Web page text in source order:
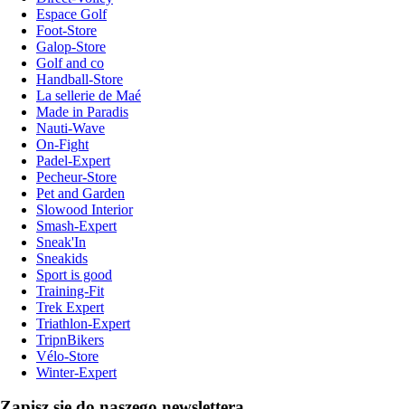
Espace Golf
Foot-Store
Galop-Store
Golf and co
Handball-Store
La sellerie de Maé
Made in Paradis
Nauti-Wave
On-Fight
Padel-Expert
Pecheur-Store
Pet and Garden
Slowood Interior
Smash-Expert
Sneak'In
Sneakids
Sport is good
Training-Fit
Trek Expert
Triathlon-Expert
TripnBikers
Vélo-Store
Winter-Expert